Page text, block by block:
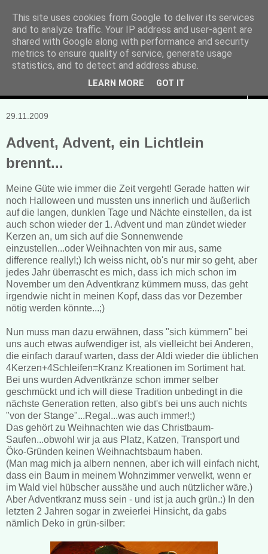
Manuela Sonntag
Bücher, Blogs & mehr
29.11.2009
Advent, Advent, ein Lichtlein
brennt...
Meine Güte wie immer die Zeit vergeht! Gerade hatten wir
noch Halloween und mussten uns innerlich und äußerlich
auf die langen, dunklen Tage und Nächte einstellen, da ist
auch schon wieder der 1. Advent und man zündet wieder
Kerzen an, um sich auf die Sonnenwende
einzustellen...oder Weihnachten von mir aus, same
difference really!;) Ich weiss nicht, ob's nur mir so geht, aber
jedes Jahr überrascht es mich, dass ich mich schon im
November um den Adventkranz kümmern muss, das geht
irgendwie nicht in meinen Kopf, dass das vor Dezember
nötig werden könnte...;)
Nun muss man dazu erwähnen, dass "sich kümmern" bei
uns auch etwas aufwendiger ist, als vielleicht bei Anderen,
die einfach darauf warten, dass der Aldi wieder die üblichen
4Kerzen+4Schleifen=Kranz Kreationen im Sortiment hat.
Bei uns wurden Adventkränze schon immer selber
geschmückt und ich will diese Tradition unbedingt in die
nächste Generation retten, also gibt's bei uns auch nichts
"von der Stange"...Regal...was auch immer!;)
Das gehört zu Weihnachten wie das Christbaum-
Saufen...obwohl wir ja aus Platz, Katzen, Transport und
Öko-Gründen keinen Weihnachtsbaum haben.
(Man mag mich ja albern nennen, aber ich will einfach nicht,
dass ein Baum in meinem Wohnzimmer verwelkt, wenn er
im Wald viel hübscher aussähe und auch nützlicher wäre.)
Aber Adventkranz muss sein - und ist ja auch grün.:) In den
letzten 2 Jahren sogar in zweierlei Hinsicht, da gabs
nämlich Deko in grün-silber:
This site uses cookies from Google to deliver its services
and to analyze traffic. Your IP address and user-agent are
shared with Google along with performance and security
metrics to ensure quality of service, generate usage
statistics, and to detect and address abuse.
LEARN MORE GOT IT